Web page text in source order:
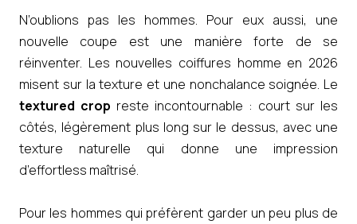
N’oublions pas les hommes. Pour eux aussi, une
nouvelle coupe est une manière forte de se
réinventer. Les nouvelles coiffures homme en 2026
misent sur la texture et une nonchalance soignée. Le
textured crop reste incontournable : court sur les
côtés, légèrement plus long sur le dessus, avec une
texture naturelle qui donne une impression
d’effortless maîtrisé.
Pour les hommes qui préfèrent garder un peu plus de